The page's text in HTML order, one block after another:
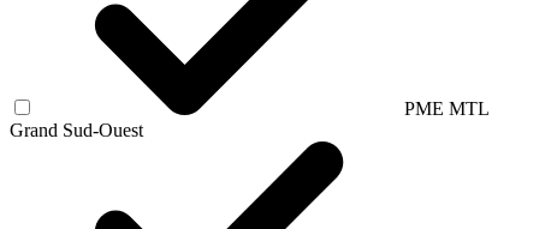
PME MTL
Grand Sud-Ouest